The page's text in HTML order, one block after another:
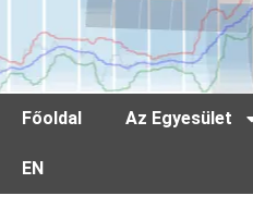
Főoldal Az Egyesület
EN